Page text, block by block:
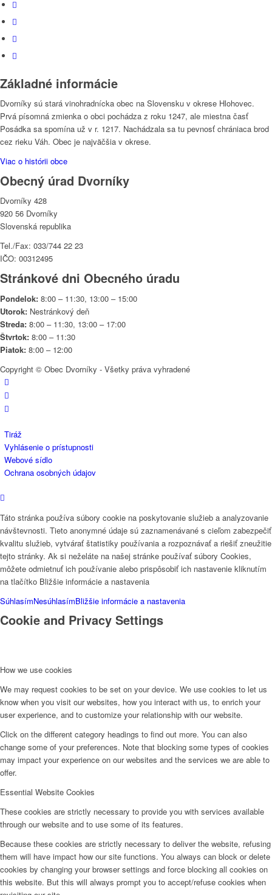
Základné informácie
Dvorníky sú stará vinohradnícka obec na Slovensku v okrese Hlohovec.
Prvá písomná zmienka o obci pochádza z roku 1247, ale miestna časť
Posádka sa spomína už v r. 1217. Nachádzala sa tu pevnosť chrániaca brod
cez rieku Váh. Obec je najväčšia v okrese.
Viac o histórii obce
Obecný úrad Dvorníky
Dvorníky 428
920 56 Dvorníky
Slovenská republika
Tel./Fax: 033/744 22 23
IČO: 00312495
Stránkové dni Obecného úradu
Pondelok: 8:00 – 11:30, 13:00 – 15:00
Utorok: Nestránkový deň
Streda: 8:00 – 11:30, 13:00 – 17:00
Štvrtok: 8:00 – 11:30
Piatok: 8:00 – 12:00
Copyright © Obec Dvorníky - Všetky práva vyhradené
Tiráž
Vyhlásenie o prístupnosti
Webové sídlo
Ochrana osobných údajov
Táto stránka používa súbory cookie na poskytovanie služieb a analyzovanie
návštevnosti. Tieto anonymné údaje sú zaznamenávané s cieľom zabezpečiť
kvalitu služieb, vytvárať štatistiky používania a rozpoznávať a riešiť zneužitie
tejto stránky. Ak si neželáte na našej stránke používať súbory Cookies,
môžete odmietnuť ich používanie alebo prispôsobiť ich nastavenie kliknutím
na tlačítko Bližšie informácie a nastavenia
SúhlasímNesúhlasímBližšie informácie a nastavenia
Cookie and Privacy Settings
How we use cookies
We may request cookies to be set on your device. We use cookies to let us
know when you visit our websites, how you interact with us, to enrich your
user experience, and to customize your relationship with our website.
Click on the different category headings to find out more. You can also
change some of your preferences. Note that blocking some types of cookies
may impact your experience on our websites and the services we are able to
offer.
Essential Website Cookies
These cookies are strictly necessary to provide you with services available
through our website and to use some of its features.
Because these cookies are strictly necessary to deliver the website, refusing
them will have impact how our site functions. You always can block or delete
cookies by changing your browser settings and force blocking all cookies on
this website. But this will always prompt you to accept/refuse cookies when